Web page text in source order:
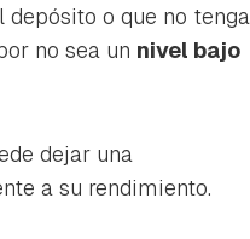
depósito o que no tenga
no sea un nivel bajo
dejar una
a su rendimiento.